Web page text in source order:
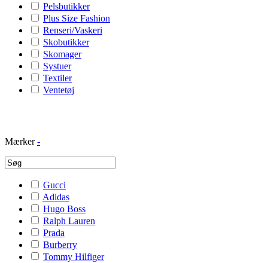
Pelsbutikker
Plus Size Fashion
Renseri/Vaskeri
Skobutikker
Skomager
Systuer
Textiler
Ventetøj
Mærker -
Gucci
Adidas
Hugo Boss
Ralph Lauren
Prada
Burberry
Tommy Hilfiger